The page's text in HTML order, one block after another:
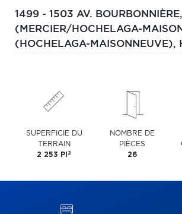
1499 - 1503 AV. BOURBONNIÈRE,
(MERCIER/HOCHELAGA-
(HOCHELAGA-MAISONNEUVE),
SUPERFICIE DU
TERRAIN
2 253 PI 2
NOMBRE DE
PIÈCES
26